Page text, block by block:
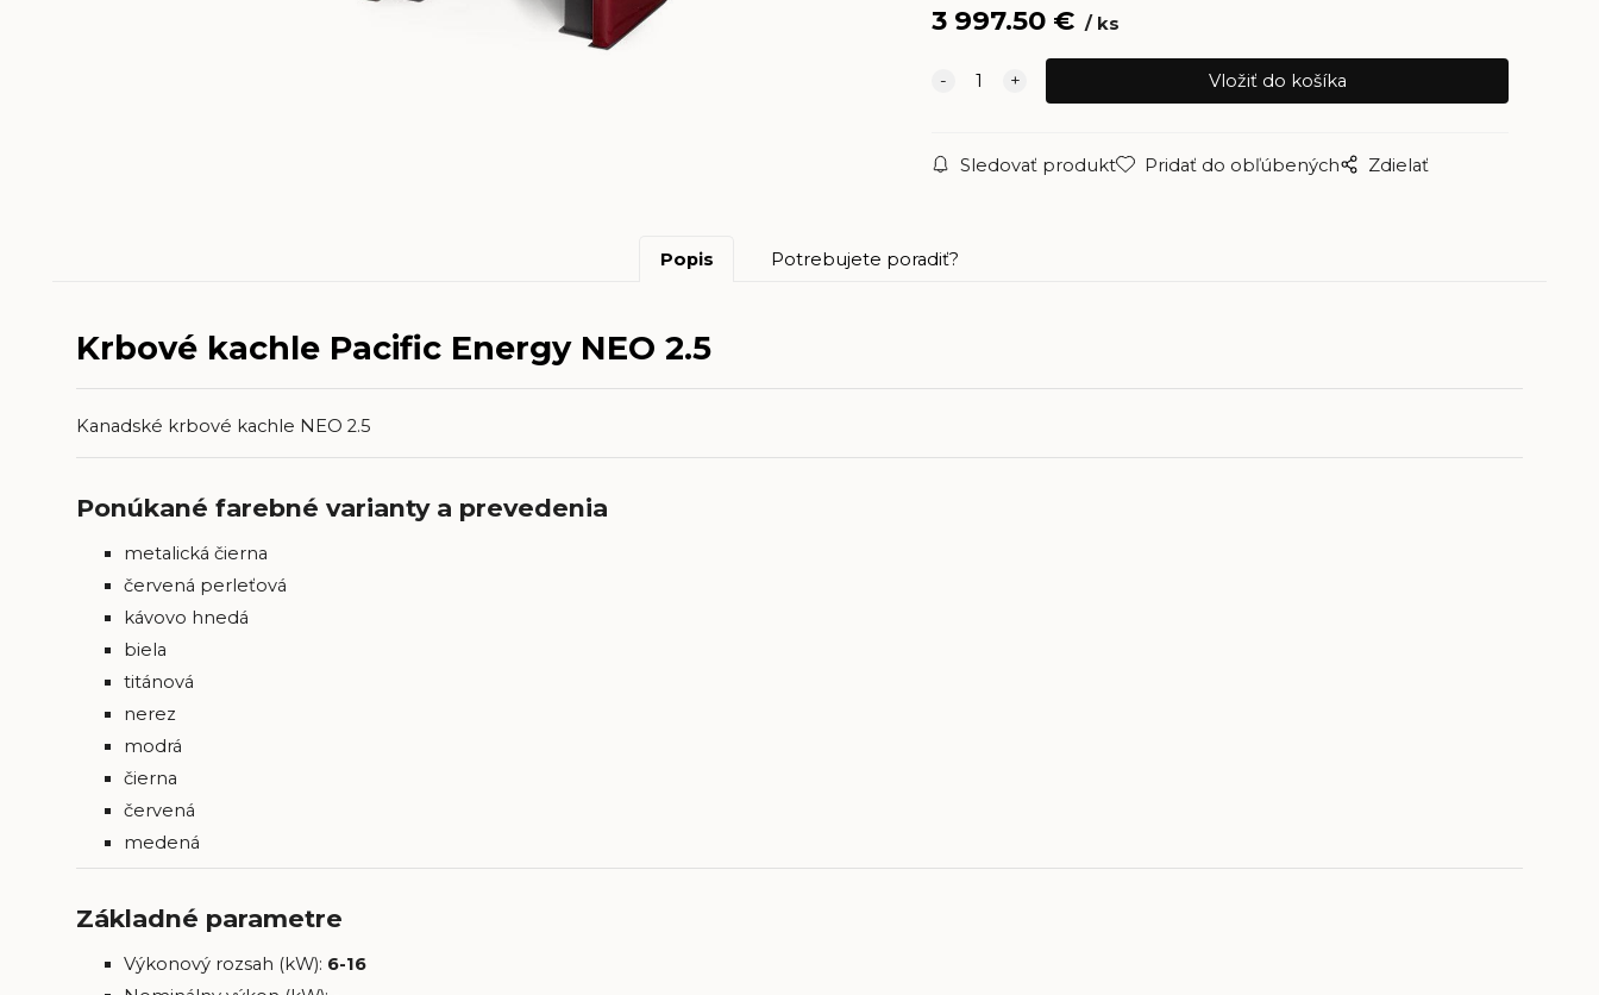
3 997.50 € ks
Sledovať produkt Pridať do obľúbených Zdielať
Popis Potrebujete poradiť?
Krbové kachle Pacific Energy NEO 2.5
Kanadské krbové kachle NEO 2.5
Ponúkané farebné varianty a prevedenia
metalická čierna
červená perleťová
kávovo hnedá
biela
titánová
nerez
modrá
čierna
červená
medená
Základné parametre
Výkonový rozsah (kW): 6-16